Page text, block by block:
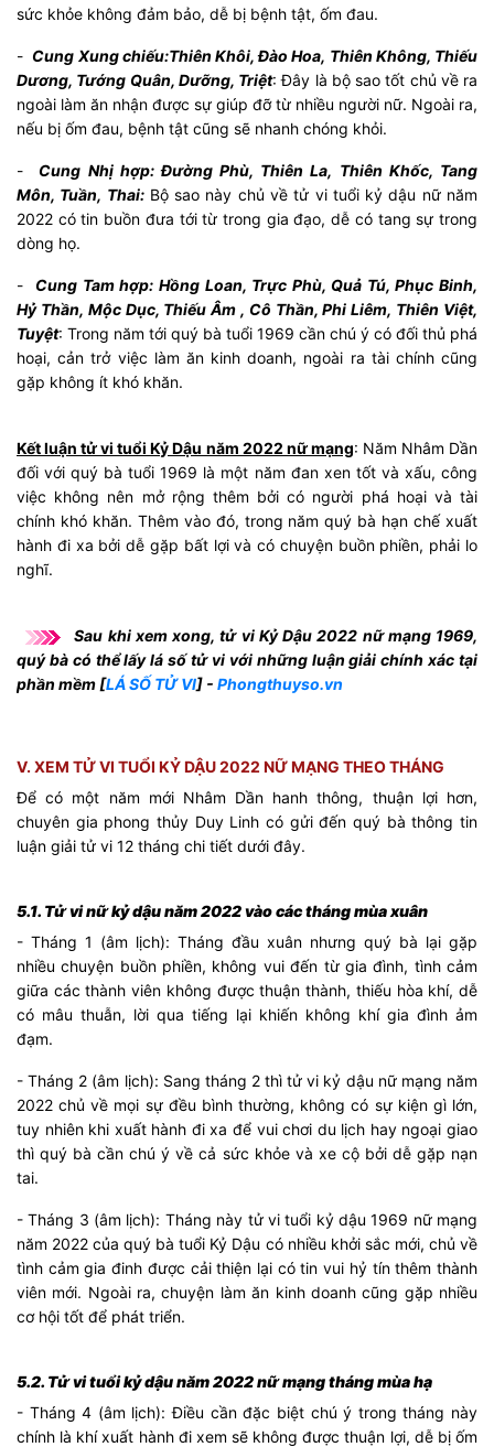
sức khỏe không đảm bảo, dễ bị bệnh tật, ốm đau.
- Cung Xung chiếu:Thiên Khôi, Đào Hoa, Thiên Không, Thiếu
Dương, Tướng Quân, Dưỡng, Triệt: Đây là bộ sao tốt chủ về ra
ngoài làm ăn nhận được sự giúp đỡ từ nhiều người nữ. Ngoài ra,
nếu bị ốm đau, bệnh tật cũng sẽ nhanh chóng khỏi.
- Cung Nhị hợp: Đường Phù, Thiên La, Thiên Khốc, Tang
Môn, Tuần, Thai:Bộ sao này chủ về tử vi tuổi kỷ dậu nữ năm
2022 có tin buồn đưa tới từ trong gia đạo, dễ có tang sự trong
dòng họ.
- Cung Tam hợp: Hồng Loan, Trực Phù, Quả Tú, Phục Binh,
Hỷ Thần, Mộc Dục, Thiếu Âm , Cô Thần, Phi Liêm, Thiên Việt,
Tuyệt: Trong năm tới quý bà tuổi 1969 cần chú ý có đối thủ phá
hoại, cản trở việc làm ăn kinh doanh, ngoài ra tài chính cũng
gặp không ít khó khăn.
Kết luận tử vi tuổi Kỷ Dậu năm 2022 nữ mạng: Năm Nhâm Dần
đối với quý bà tuổi 1969 là một năm đan xen tốt và xấu, công
việc không nên mở rộng thêm bởi có người phá hoại và tài
chính khó khăn. Thêm vào đó, trong năm quý bà hạn chế xuất
hành đi xa bởi dễ gặp bất lợi và có chuyện buồn phiền, phải lo
nghĩ.
​Sau khi xem xong, tử vi Kỷ Dậu 2022 nữ mạng 1969,
quý bà có thể lấy lá số tử vi với những luận giải chính xác tại
phần mềm [LÁ SỐ TỬ VI] - Phongthuyso.vn
V. XEM TỬ VI TUỔI KỶ DẬU 2022 NỮ MẠNG THEO THÁNG
Để có một năm mới Nhâm Dần hanh thông, thuận lợi hơn,
chuyên gia phong thủy Duy Linh có gửi đến quý bà thông tin
luận giải tử vi 12 tháng chi tiết dưới đây.
5.1. Tử vi nữ kỷ dậu năm 2022 vào các tháng mùa xuân
- Tháng 1 (âm lịch): Tháng đầu xuân nhưng quý bà lại gặp
nhiều chuyện buồn phiền, không vui đến từ gia đình, tình cảm
giữa các thành viên không được thuận thành, thiếu hòa khí, dễ
có mâu thuẫn, lời qua tiếng lại khiến không khí gia đình ảm
đạm.
- Tháng 2 (âm lịch): Sang tháng 2 thì tử vi kỷ dậu nữ mạng năm
2022 chủ về mọi sự đều bình thường, không có sự kiện gì lớn,
tuy nhiên khi xuất hành đi xa để vui chơi du lịch hay ngoại giao
thì quý bà cần chú ý về cả sức khỏe và xe cộ bởi dễ gặp nạn
tai.
- Tháng 3 (âm lịch): Tháng này tử vi tuổi kỷ dậu 1969 nữ mạng
năm 2022 của quý bà tuổi Kỷ Dậu có nhiều khởi sắc mới, chủ về
tình cảm gia đinh được cải thiện lại có tin vui hỷ tín thêm thành
viên mới. Ngoài ra, chuyện làm ăn kinh doanh cũng gặp nhiều
cơ hội tốt để phát triển.
5.2. Tử vi tuổi kỷ dậu năm 2022 nữ mạng tháng mùa hạ
- Tháng 4 (âm lịch): Điều cần đặc biệt chú ý trong tháng này
chính là khí xuất hành đi xem sẽ không được thuận lợi, dễ bị ốm